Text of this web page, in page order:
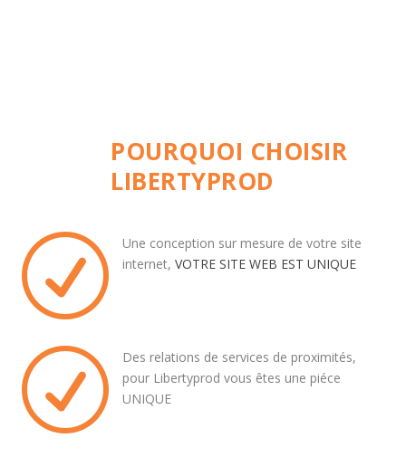
POURQUOI CHOISIR
LIBERTYPROD
R
Une conception sur mesure de votre site
internet, VOTRE SITE WEB EST UNIQUE
R
Des relations de services de proximités,
pour Libertyprod vous êtes une piéce
UNIQUE